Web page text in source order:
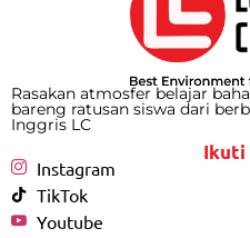
Rasakan atmosfer belajar
bareng ratusan siswa dari
Inggris LC
Ikuti
Instagram
TikTok
Youtube